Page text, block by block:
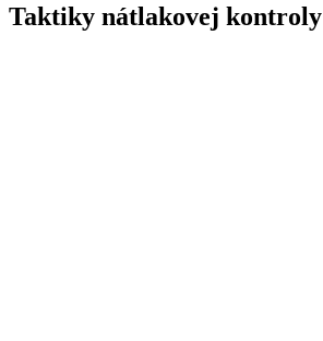
Taktiky nátlakovej kontroly